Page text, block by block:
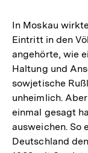
In Moskau
Eintritt in den
angehörte, wie
Haltung und
sowjetische
unheimlich.
einmal gesagt
ausweichen. So
Deutschland